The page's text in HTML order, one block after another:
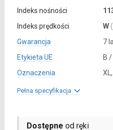
Indeks nośności
Indeks prędkości
W
Gwarancja
7
Etykieta UE
B
Oznaczenia
Pełna specyfikacja
Dostępne od ręki